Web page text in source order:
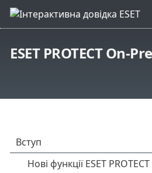
ESET PROTECT On-